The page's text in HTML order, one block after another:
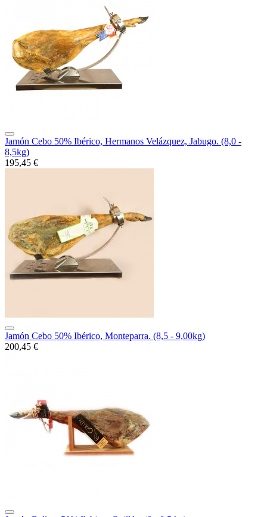
Jamón Cebo 50% Ibérico, Hermanos Velázquez, Jabugo. (8,0 -
8,5kg)
195,45 €
Jamón Cebo 50% Ibérico, Monteparra. (8,5 - 9,00kg)
200,45 €